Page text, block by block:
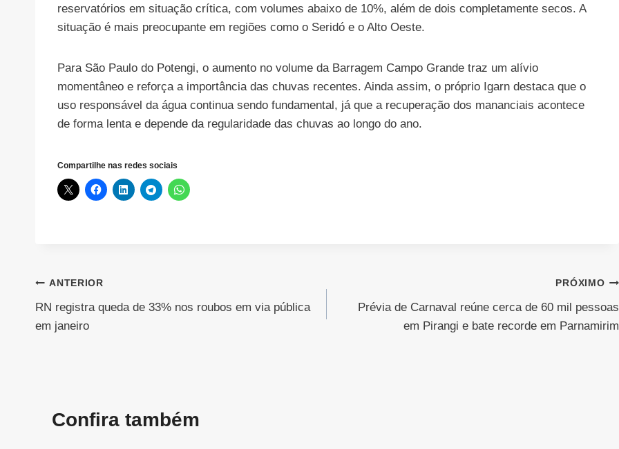
reservatórios em situação crítica, com volumes abaixo de 10%, além de dois completamente secos. A
situação é mais preocupante em regiões como o Seridó e o Alto Oeste.
Para São Paulo do Potengi, o aumento no volume da Barragem Campo Grande traz um alívio
momentâneo e reforça a importância das chuvas recentes. Ainda assim, o próprio Igarn destaca que o
uso responsável da água continua sendo fundamental, já que a recuperação dos mananciais acontece
de forma lenta e depende da regularidade das chuvas ao longo do ano.
Compartilhe nas redes sociais
Navegação
de
ANTERIOR
RN registra queda de 33% nos roubos em via pública
em janeiro
PRÓXIMO
Prévia de Carnaval reúne cerca de 60 mil pessoas
em Pirangi e bate recorde em Parnamirim
Confira também